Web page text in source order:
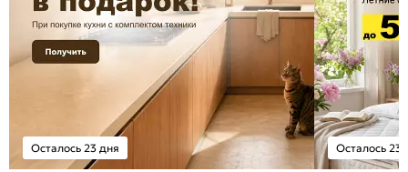
Осталось 23 дня Осталось 23